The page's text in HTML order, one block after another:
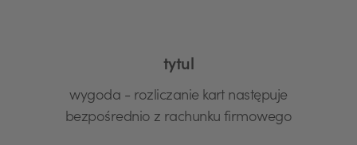
tytul
wygoda - rozliczanie kart następuje
bezpośrednio z rachunku firmowego